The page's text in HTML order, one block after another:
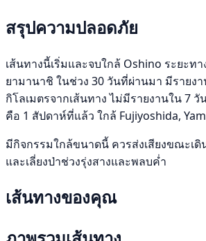
สรุปความปลอดภัย
เส้นทางนี้เริ่มและจบใกล้ Oshino ระยะท
ยามานาชิ ในช่วง 30 วันที่ผ่านมา มีรายง
กิโลเมตรจากเส้นทาง ไม่มีรายงานใน 7
คือ 1 สัปดาห์ที่แล้ว ใกล้ Fujiyoshida,
มีกิจกรรมใกล้ขนาดนี้ ควรส่งเสียงขณะเ
และเลี่ยงป่าช่วงรุ่งสางและพลบค่ำ
เส้นทางของคุณ